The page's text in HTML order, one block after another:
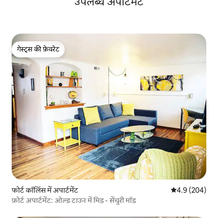
गेस्ट्स की फ़ेवरेट
गेस्ट्स की फ़ेवरेट
फोर्ट कॉलिंस में अपार्टमेंट औसत रेटिंग 5 में
4.9 (204)
फ़ोर्ट अपार्टमेंट: ओल्ड टाउन में मिड - सेंचुरी मॉड